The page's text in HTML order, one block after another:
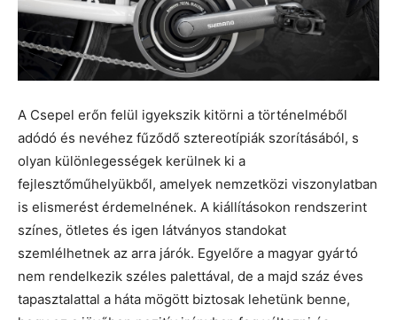
A Csepel erőn felül igyekszik kitörni a történelméből
adódó és nevéhez fűződő sztereotípiák szorításából, s
olyan különlegességek kerülnek ki a
fejlesztőműhelyükből, amelyek nemzetközi viszonylatban
is elismerést érdemelnének. A kiállításokon rendszerint
színes, ötletes és igen látványos standokat
szemlélhetnek az arra járók. Egyelőre a magyar gyártó
nem rendelkezik széles palettával, de a majd száz éves
tapasztalattal a háta mögött biztosak lehetünk benne,